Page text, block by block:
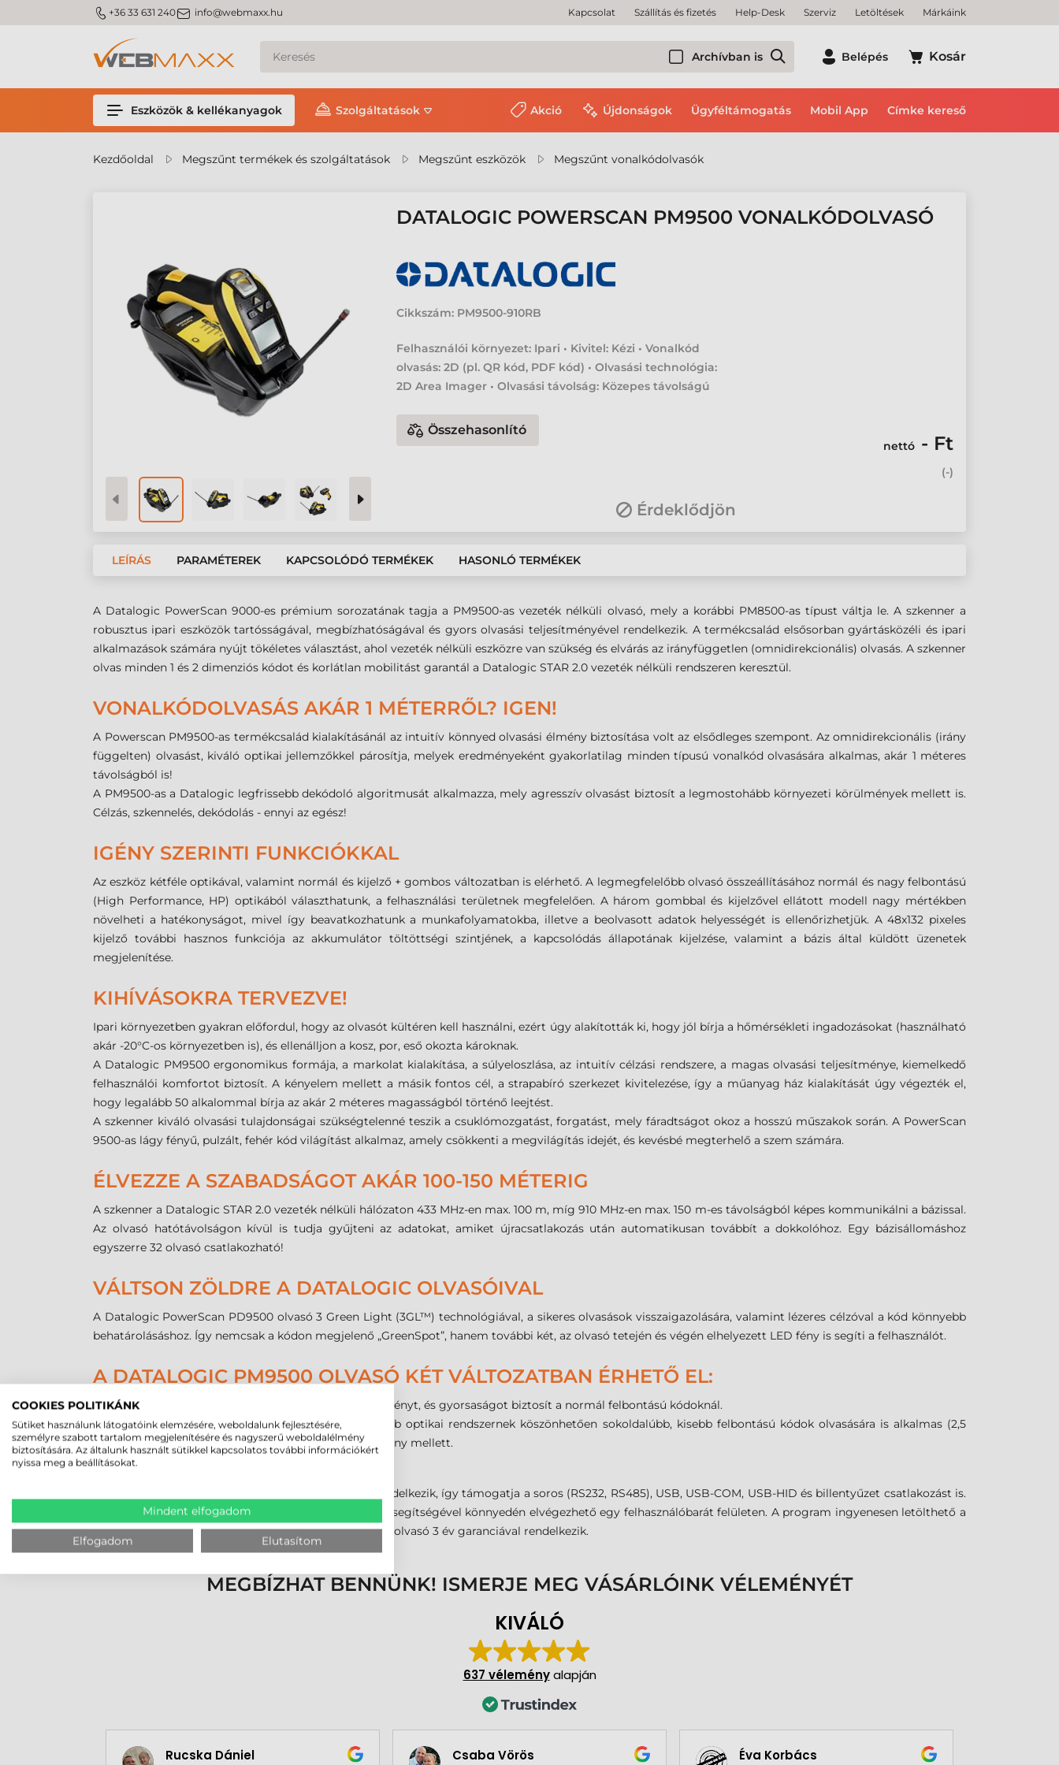
m_phone +36 33 631 240m_email info@webmaxx.hu Kapcsolat Szállítás és fizetés Help-Desk Szerviz Letöltések Márkáink
Archívban is Belépés Kosár
Eszközök & kellékanyagok Szolgáltatások Akció Újdonságok Ügyféltámogatás Mobil App Címke kereső
Kezdőoldal Megszűnt termékek és szolgáltatások Megszűnt eszközök Megszűnt vonalkódolvasók
DATALOGIC POWERSCAN PM9500 VONALKÓDOLVASÓ
Cikkszám: PM9500-910RB
Felhasználói környezet: Ipari • Kivitel: Kézi • Vonalkód
olvasás: 2D (pl. QR kód, PDF kód) • Olvasási technológia:
2D Area Imager • Olvasási távolság: Közepes távolságú
Összehasonlító
nettó - Ft
(-)
Érdeklődjön
LEÍRÁS PARAMÉTEREK KAPCSOLÓDÓ TERMÉKEK HASONLÓ TERMÉKEK
A Datalogic PowerScan 9000-es prémium sorozatának tagja a PM9500-as vezeték nélküli olvasó, mely a korábbi PM8500-as típust váltja le. A szkenner a
robusztus ipari eszközök tartósságával, megbízhatóságával és gyors olvasási teljesítményével rendelkezik. A termékcsalád elsősorban gyártásközéli és ipari
alkalmazások számára nyújt tökéletes választást, ahol vezeték nélküli eszközre van szükség és elvárás az irányfüggetlen (omnidirekcionális) olvasás. A szkenner
olvas minden 1 és 2 dimenziós kódot és korlátlan mobilitást garantál a Datalogic STAR 2.0 vezeték nélküli rendszeren keresztül.
VONALKÓDOLVASÁS AKÁR 1 MÉTERRŐL? IGEN!
A Powerscan PM9500-as termékcsalád kialakításánál az intuitív könnyed olvasási élmény biztosítása volt az elsődleges szempont. Az omnidirekcionális (irány
függelten) olvasást, kiváló optikai jellemzőkkel párosítja, melyek eredményeként gyakorlatilag minden típusú vonalkód olvasására alkalmas, akár 1 méteres
távolságból is!
A PM9500-as a Datalogic legfrissebb dekódoló algoritmusát alkalmazza, mely agresszív olvasást biztosít a legmostohább környezeti körülmények mellett is.
Célzás, szkennelés, dekódolás - ennyi az egész!
IGÉNY SZERINTI FUNKCIÓKKAL
Az eszköz kétféle optikával, valamint normál és kijelző + gombos változatban is elérhető. A legmegfelelőbb olvasó összeállításához normál és nagy felbontású
(High Performance, HP) optikából választhatunk, a felhasználási területnek megfelelően. A három gombbal és kijelzővel ellátott modell nagy mértékben
növelheti a hatékonyságot, mivel így beavatkozhatunk a munkafolyamatokba, illetve a beolvasott adatok helyességét is ellenőrizhetjük. A 48x132 pixeles
kijelző további hasznos funkciója az akkumulátor töltöttségi szintjének, a kapcsolódás állapotának kijelzése, valamint a bázis által küldött üzenetek
megjelenítése.
KIHÍVÁSOKRA TERVEZVE!
Ipari környezetben gyakran előfordul, hogy az olvasót kültéren kell használni, ezért úgy alakították ki, hogy jól bírja a hőmérsékleti ingadozásokat (használható
akár -20°C-os környezetben is), és ellenálljon a kosz, por, eső okozta károknak.
A Datalogic PM9500 ergonomikus formája, a markolat kialakítása, a súlyeloszlása, az intuitív célzási rendszere, a magas olvasási teljesítménye, kiemelkedő
felhasználói komfortot biztosít. A kényelem mellett a másik fontos cél, a strapabíró szerkezet kivitelezése, így a műanyag ház kialakítását úgy végezték el,
hogy legalább 50 alkalommal bírja az akár 2 méteres magasságból történő leejtést.
A szkenner kiváló olvasási tulajdonságai szükségtelenné teszik a csuklómozgatást, forgatást, mely fáradtságot okoz a hosszú műszakok során. A PowerScan
9500-as lágy fényű, pulzált, fehér kód világítást alkalmaz, amely csökkenti a megvilágítás idejét, és kevésbé megterhelő a szem számára.
ÉLVEZZE A SZABADSÁGOT AKÁR 100-150 MÉTERIG
A szkenner a Datalogic STAR 2.0 vezeték nélküli hálózaton 433 MHz-en max. 100 m, míg 910 MHz-en max. 150 m-es távolságból képes kommunikálni a bázissal.
Az olvasó hatótávolságon kívül is tudja gyűjteni az adatokat, amiket újracsatlakozás után automatikusan továbbít a dokkolóhoz. Egy bázisállomáshoz
egyszerre 32 olvasó csatlakozható!
VÁLTSON ZÖLDRE A DATALOGIC OLVASÓIVAL
A Datalogic PowerScan PD9500 olvasó 3 Green Light (3GL™) technológiával, a sikeres olvasások visszaigazolására, valamint lézeres célzóval a kód könnyebb
behatárolásáshoz. Így nemcsak a kódon megjelenő „GreenSpot”, hanem további két, az olvasó tetején és végén elhelyezett LED fény is segíti a felhasználót.
A DATALOGIC PM9500 OLVASÓ KÉT VÁLTOZATBAN ÉRHETŐ EL:
PM9500 Standard Range: nagy olvasási teljesítményt, és gyorsaságot biztosít a normál felbontású kódoknál.
PM9530-HP (High Performance): az összetettebb optikai rendszernek köszönhetően sokoldalúbb, kisebb felbontású kódok olvasására is alkalmas (2,5
mil-ig 1D kódoknál) egyedülálló olvasási tartomány mellett.
A PowerScan PM9500-as olvasó multi-interfésszel rendelkezik, így támogatja a soros (RS232, RS485), USB, USB-COM, USB-HID és billentyűzet csatlakozást is.
Az olvasó konfigurálása a Datalogic Aladdin program segítségével könnyedén elvégezhető egy felhasználóbarát felületen. A program ingyenesen letölthető a
Datalogic honlapjáról. A PowerScan PM9500 vonalkódolvasó 3 év garanciával rendelkezik.
MEGBÍZHAT BENNÜNK! ISMERJE MEG VÁSÁRLÓINK VÉLEMÉNYÉT
KIVÁLÓ
637 véleményalapján
Rucska Dániel Csaba Vörös Éva Korbács
COOKIES POLITIKÁNK
Sütiket használunk látogatóink elemzésére, weboldalunk fejlesztésére,
személyre szabott tartalom megjelenítésére és nagyszerű weboldalélmény
biztosítására. Az általunk használt sütikkel kapcsolatos további információkért
nyissa meg a beállításokat.
Mindent elfogadom
Elfogadom Elutasítom